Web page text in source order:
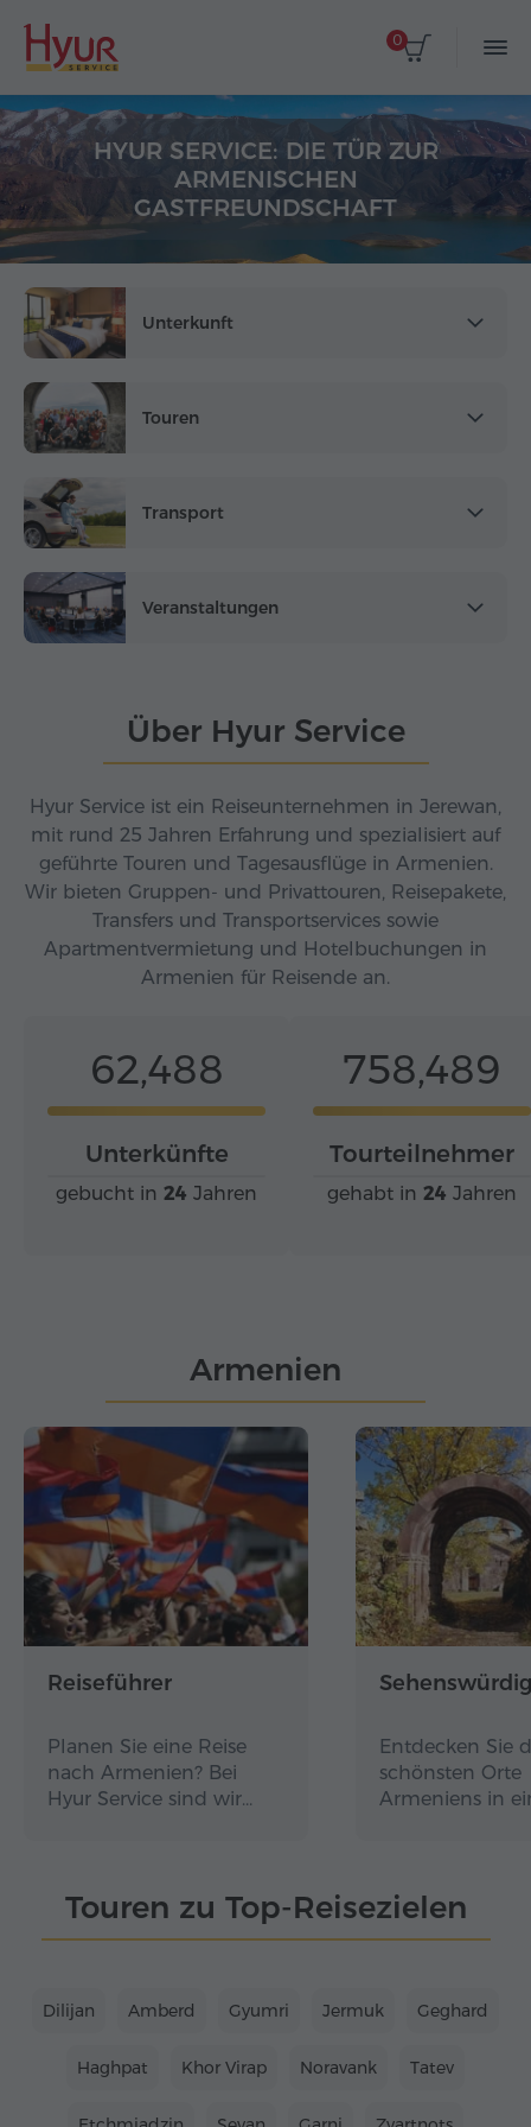
0
HYUR SERVICE: DIE TÜR ZUR
ARMENISCHEN
GASTFREUNDSCHAFT
Unterkunft
Touren
Transport
Veranstaltungen
Über Hyur Service
Hyur Service ist ein Reiseunternehmen in Jerewan,
mit rund 25 Jahren Erfahrung und spezialisiert auf
geführte Touren und Tagesausflüge in Armenien.
Wir bieten Gruppen- und Privattouren, Reisepakete,
Transfers und Transportservices sowie
Apartmentvermietung und Hotelbuchungen in
Armenien für Reisende an.
62,488
Unterkünfte
gebucht in 24 Jahren
758,489
Tourteilnehmer
gehabt in 24 Jahren
Armenien
Reiseführer
Planen Sie eine Reise
nach Armenien? Bei
Hyur Service sind wir…
Entdecken Sie
schönsten Orte
Armeniens in
Touren zu Top-Reisezielen
Dilijan Amberd Gyumri Jermuk Geghard
Haghpat Khor Virap Noravank Tatev